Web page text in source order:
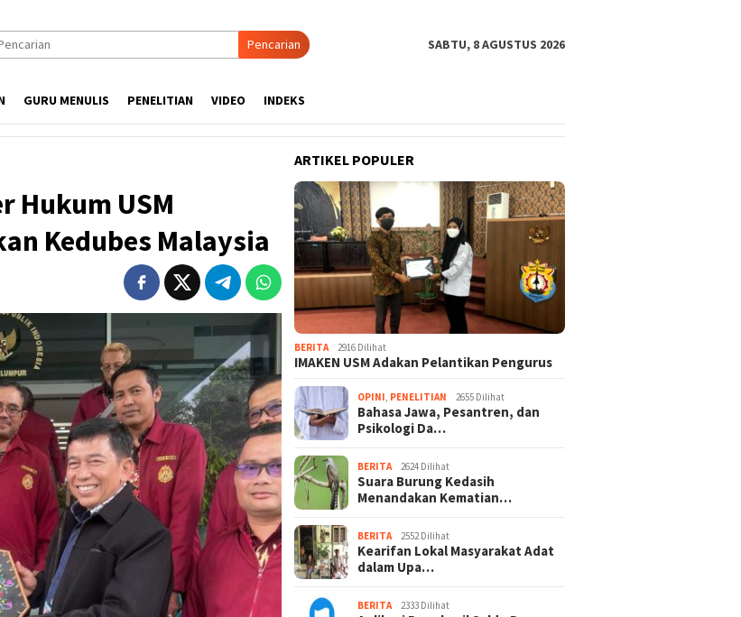
Pencarian SABTU, 8 AGUSTUS 2026
GURU MENULIS PENELITIAN VIDEO INDEKS
Hukum USM
Kedubes Malaysia
ARTIKEL POPULER
BERITA 2916 Dilihat
IMAKEN USM Adakan Pelantikan Pengurus
OPINI PENELITIAN 2655 Dilihat
Bahasa Jawa, Pesantren, dan
Psikologi Da…
BERITA 2624 Dilihat
Suara Burung Kedasih
Menandakan Kematian…
BERITA 2552 Dilihat
Kearifan Lokal Masyarakat Adat
dalam Upa…
BERITA 2333 Dilihat